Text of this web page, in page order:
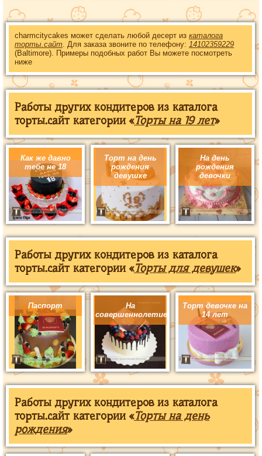
charmcitycakes может сделать любой десерт из каталога
торты.сайт . Для заказа звоните по телефону: 14102359229
(Baltimore). Примеры подобных работ Вы можете посмотреть
ниже
Работы других кондитеров из каталога
торты.сайт категории «Торты на 19 лет»
Как же давно
тебе не 18
Торт на день
рождения
девушке
На день
рождения
девочки
Работы других кондитеров из каталога
торты.сайт категории «Торты для девушек»
Паспорт
На
совершеннолетие
Торт девочке на
14 лет
Работы других кондитеров из каталога
торты.сайт категории «Торты на день
рождения»